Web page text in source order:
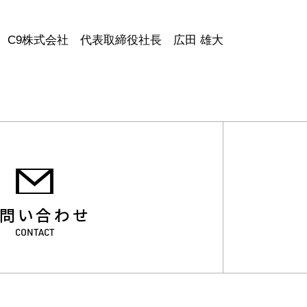
C9株式会社 代表取締役社長 広田 雄大
い合わせ
CONTACT